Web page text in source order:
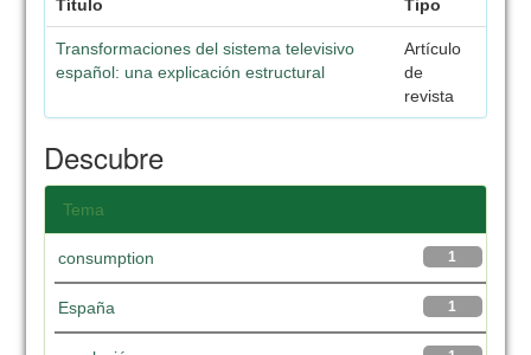
Título Tipo
Transformaciones del sistema televisivo
español: una explicación estructural
Artículo
de
revista
Descubre
Tema
1
consumption
1
España